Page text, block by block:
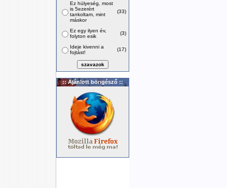
Ez hülyeség, most
is 5ezerért
tankoltam, mint
máskor
(33)
Ez egy ilyen év,
folyton esik
(3)
Ideje kivenni a
fojtást!
(17)
:: Ajánlott böngésző ::